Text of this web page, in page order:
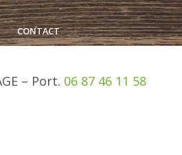
CONTACT
– Port. 06 87 46 11 58